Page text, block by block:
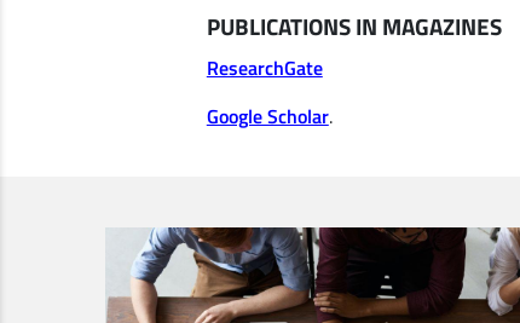
PUBLICATIONS IN MAGAZINES
ResearchGate
Google Scholar.